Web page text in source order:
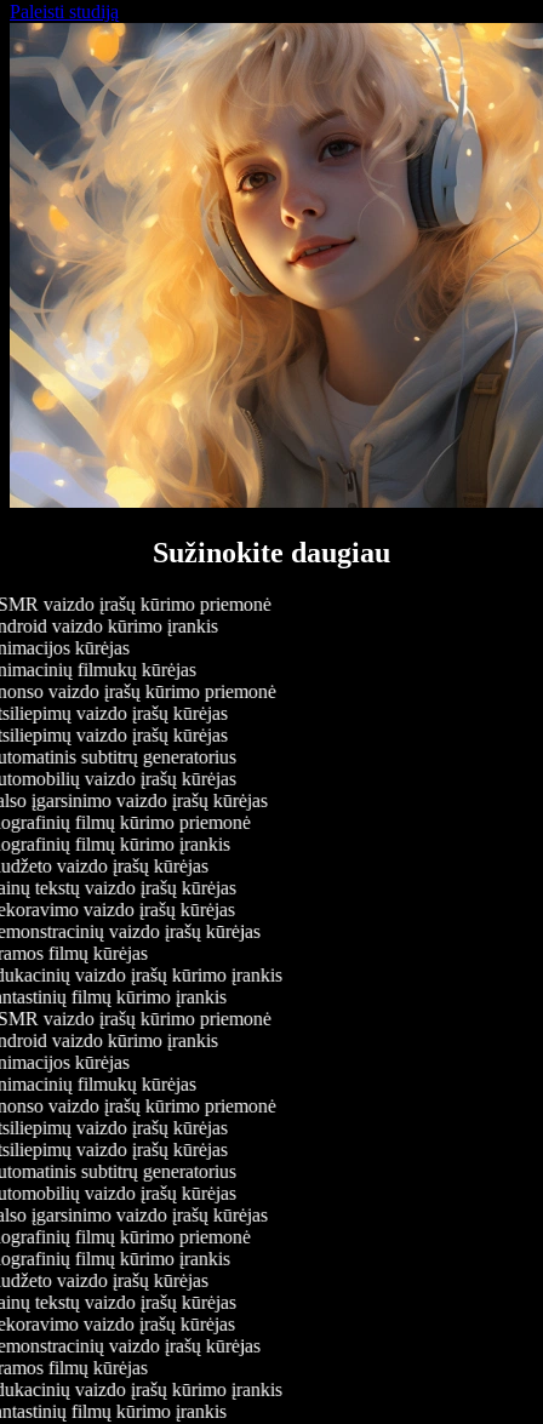
Paleisti studiją
Sužinokite daugiau
vaizdo įrašų kūrimo priemonė
vaizdo kūrimo įrankis
kūrėjas
filmukų kūrėjas
vaizdo įrašų kūrimo priemonė
vaizdo įrašų kūrėjas
vaizdo įrašų kūrėjas
subtitrų generatorius
vaizdo įrašų kūrėjas
įgarsinimo vaizdo įrašų kūrėjas
filmų kūrimo priemonė
filmų kūrimo įrankis
vaizdo įrašų kūrėjas
tekstų vaizdo įrašų kūrėjas
vaizdo įrašų kūrėjas
vaizdo įrašų kūrėjas
filmų kūrėjas
vaizdo įrašų kūrimo įrankis
filmų kūrimo įrankis
vaizdo įrašų kūrimo priemonė
vaizdo kūrimo įrankis
kūrėjas
filmukų kūrėjas
vaizdo įrašų kūrimo priemonė
vaizdo įrašų kūrėjas
vaizdo įrašų kūrėjas
subtitrų generatorius
vaizdo įrašų kūrėjas
įgarsinimo vaizdo įrašų kūrėjas
filmų kūrimo priemonė
filmų kūrimo įrankis
vaizdo įrašų kūrėjas
tekstų vaizdo įrašų kūrėjas
vaizdo įrašų kūrėjas
vaizdo įrašų kūrėjas
filmų kūrėjas
vaizdo įrašų kūrimo įrankis
filmų kūrimo įrankis